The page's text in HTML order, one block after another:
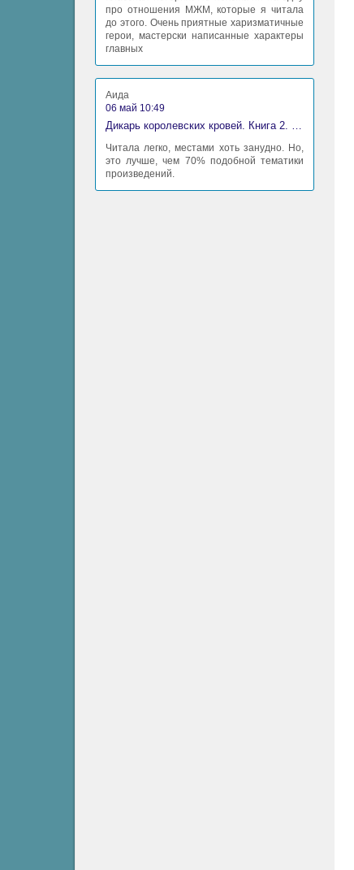
про отношения МЖМ, которые я читала
до этого. Очень приятные харизматичные
герои, мастерски написанные характеры
главных
Аида
06 май 10:49
Дикарь королевских кровей. Книга 2. Леди-фаворитка - Анна Сергеевна Гаврилова
Читала легко, местами хоть занудно. Но,
это лучше, чем 70% подобной тематики
произведений.